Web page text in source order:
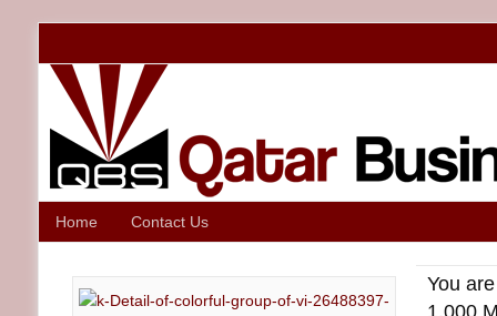
Home Contact Us
You
1.000